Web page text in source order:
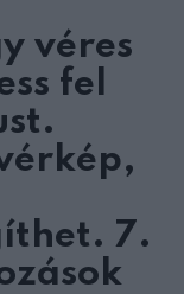
véres
fel
7.